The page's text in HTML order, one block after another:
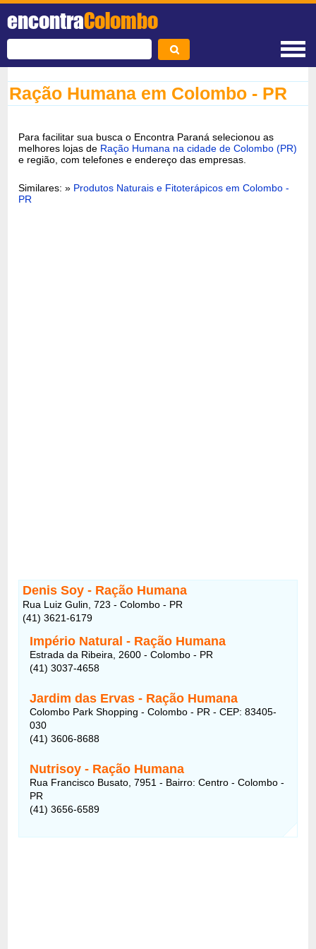
encontraColombo
Ração Humana em Colombo - PR
Para facilitar sua busca o Encontra Paraná selecionou as
melhores lojas de Ração Humana na cidade de Colombo (PR)
e região, com telefones e endereço das empresas.
Similares: » Produtos Naturais e Fitoterápicos em Colombo -
PR
Denis Soy - Ração Humana
Rua Luiz Gulin, 723 - Colombo - PR
(41) 3621-6179
Império Natural - Ração Humana
Estrada da Ribeira, 2600 - Colombo - PR
(41) 3037-4658
Jardim das Ervas - Ração Humana
Colombo Park Shopping - Colombo - PR - CEP: 83405-
030
(41) 3606-8688
Nutrisoy - Ração Humana
Rua Francisco Busato, 7951 - Bairro: Centro - Colombo -
PR
(41) 3656-6589